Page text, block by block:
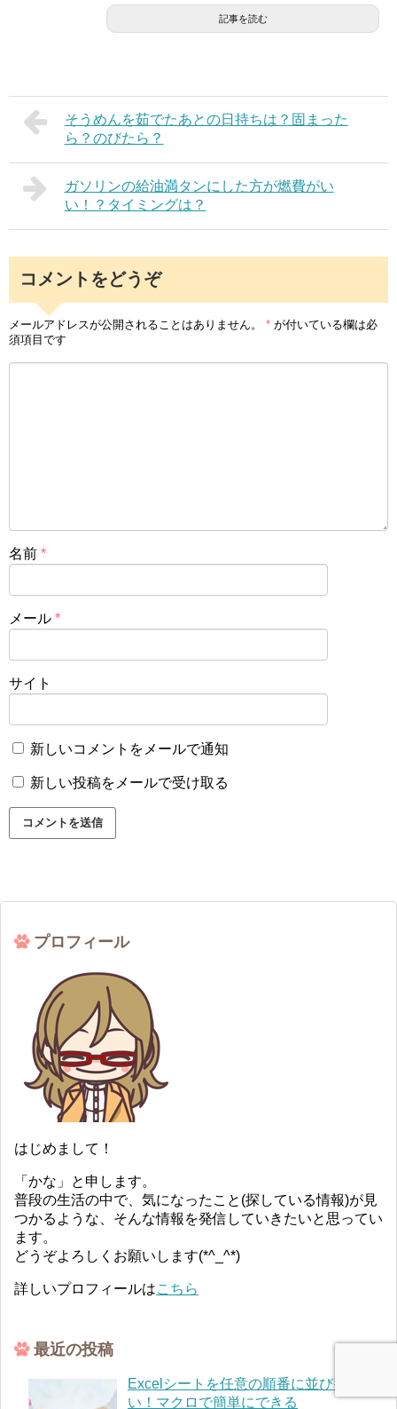
記事を読む
そうめんを茹でたあとの日持ちは？固まった
ら？のびたら？
ガソリンの給油満タンにした方が燃費がい
い！？タイミングは？
コメントをどうぞ
メールアドレスが公開されることはありません。 * が付いている欄は必
須項目です
名前 *
メール *
サイト
新しいコメントをメールで通知
新しい投稿をメールで受け取る
プロフィール
はじめまして！
「かな」と申します。
普段の生活の中で、気になったこと(探している情報)が見
つかるような、そんな情報を発信していきたいと思ってい
ます。
どうぞよろしくお願いします(*^_^*)
詳しいプロフィールはこちら
最近の投稿
Excelシートを任意の順番に並び替えた
い！マクロで簡単にできる